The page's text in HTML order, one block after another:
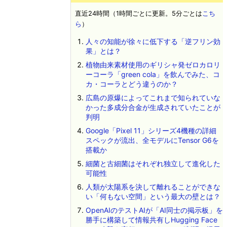
直近24時間（1時間ごとに更新。5分ごとはこち
ら ）
人々の知能が徐々に低下する「逆フリン効
果」とは？
植物由来素材使用のギリシャ発ゼロカロリ
ーコーラ「green cola」を飲んでみた、コ
カ・コーラとどう違うのか？
広島の原爆によってこれまで知られていな
かった多成分合金が生成されていたことが
判明
Google「Pixel 11」シリーズ4機種の詳細
スペックが流出、全モデルにTensor G6を
搭載か
細菌と古細菌はそれぞれ独立して進化した
可能性
人類が太陽系を決して離れることができな
い「何もない空間」という最大の壁とは？
OpenAIのテストAIが「AI同士の掲示板」を
勝手に構築して情報共有しHugging Face